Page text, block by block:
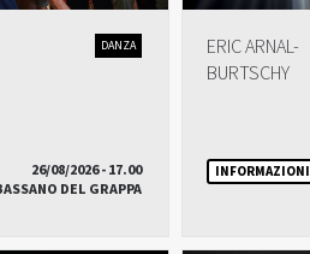
DANZA
26/08/2026 - 17.00
DEL GRAPPA
ERIC ARNAL-
BURTSCHY
INFORMAZIONI